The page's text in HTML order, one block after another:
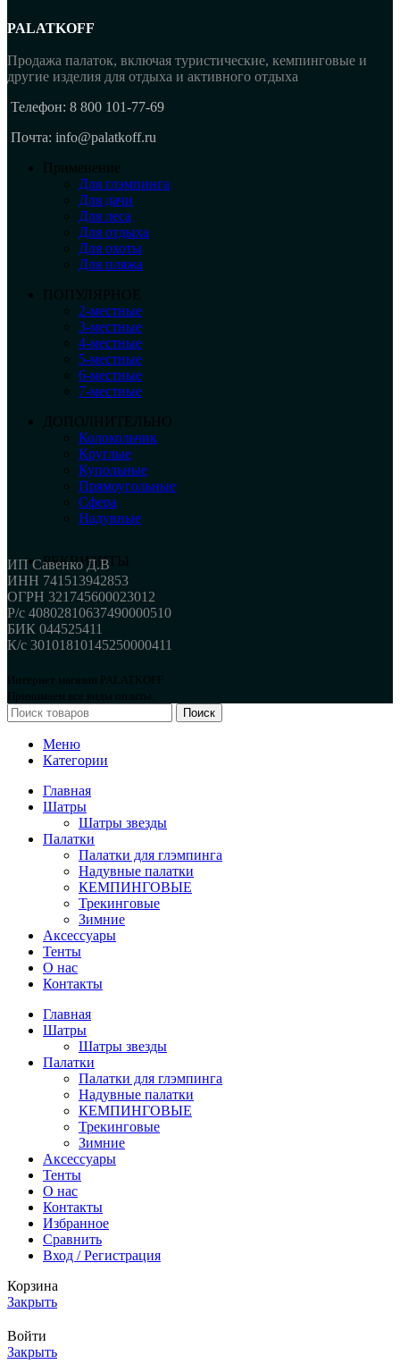
PALATKOFF
Продажа палаток, включая туристические, кемпинговые и
другие изделия для отдыха и активного отдыха
Телефон: 8 800 101-77-69
Почта: info@palatkoff.ru
Применение
Для глэмпинга
Для дачи
Для леса
Для отдыха
Для охоты
Для пляжа
ПОПУЛЯРНОЕ
2-местные
3-местные
4-местные
5-местные
6-местные
7-местные
ДОПОЛНИТЕЛЬНО
Колокольчик
Круглые
Купольные
Прямоугольные
Сфера
Надувные
РЕКВИЗИТЫ
ИП Савенко Д.В
ИНН 741513942853
ОГРН 321745600023012
Р/с 40802810637490000510
БИК 044525411
К/с 30101810145250000411
Интернет магазин PALATKOFF
Принимаем все виды оплаты.
Поиск
Меню
Категории
Главная
Шатры
Шатры звезды
Палатки
Палатки для глэмпинга
Надувные палатки
КЕМПИНГОВЫЕ
Трекинговые
Зимние
Аксессуары
Тенты
О нас
Контакты
Главная
Шатры
Шатры звезды
Палатки
Палатки для глэмпинга
Надувные палатки
КЕМПИНГОВЫЕ
Трекинговые
Зимние
Аксессуары
Тенты
О нас
Контакты
Избранное
Сравнить
Вход / Регистрация
Корзина
Закрыть
Войти
Закрыть